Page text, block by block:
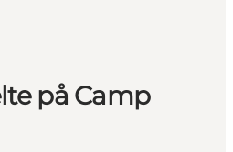
på Camp